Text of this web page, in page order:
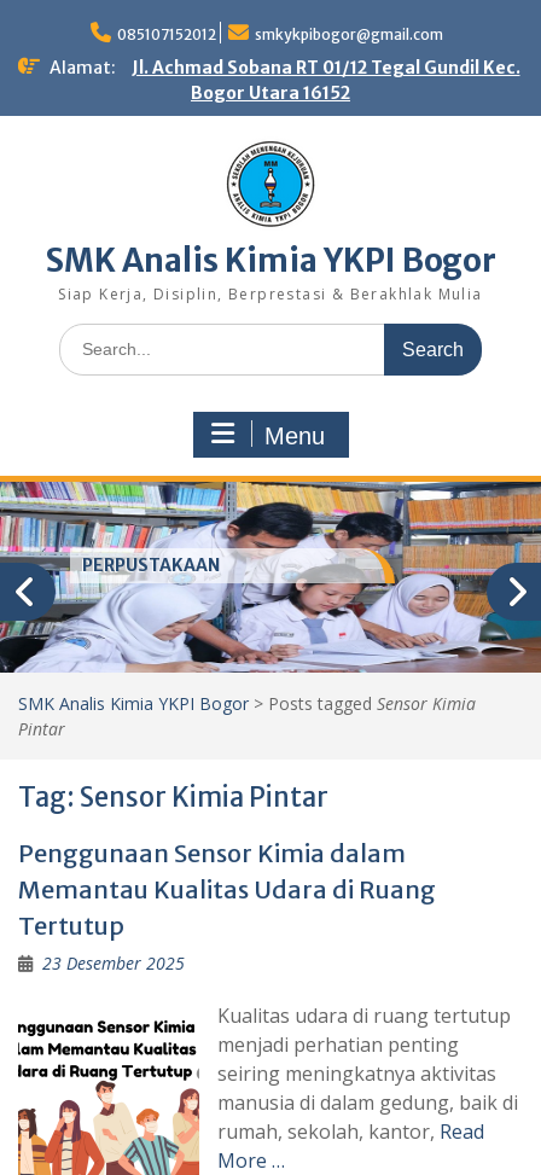
content
085107152012 smkykpibogor@gmail.com
Alamat:
Jl. Achmad Sobana RT 01/12 Tegal Gundil Kec.
Bogor Utara 16152
SMK Analis Kimia YKPI Bogor
Siap Kerja, Disiplin, Berprestasi & Berakhlak Mulia
Search
for:
Menu
PERPUSTAKAAN
SMK Analis Kimia YKPI Bogor > Posts tagged Sensor Kimia
Pintar
Tag: Sensor Kimia Pintar
Penggunaan Sensor Kimia dalam
Memantau Kualitas Udara di Ruang
Tertutup
23 Desember 2025
Kualitas udara di ruang tertutup
menjadi perhatian penting
seiring meningkatnya aktivitas
manusia di dalam gedung, baik di
rumah, sekolah, kantor, Read
More …